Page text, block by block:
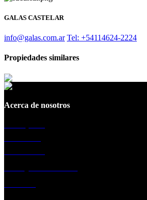
GALAS CASTELAR
info@galas.com.ar Tel: +54114624-2224
Propiedades similares
Acerca de nosotros